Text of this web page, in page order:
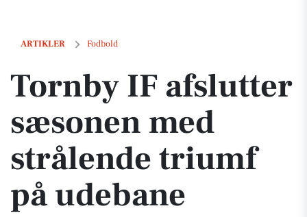
ARTIKLER Fodbold
Tornby IF afslutter sæsonen med strålende triumf på udebane
Tornby IF afslutter
sæsonen med
strålende triumf
på udebane